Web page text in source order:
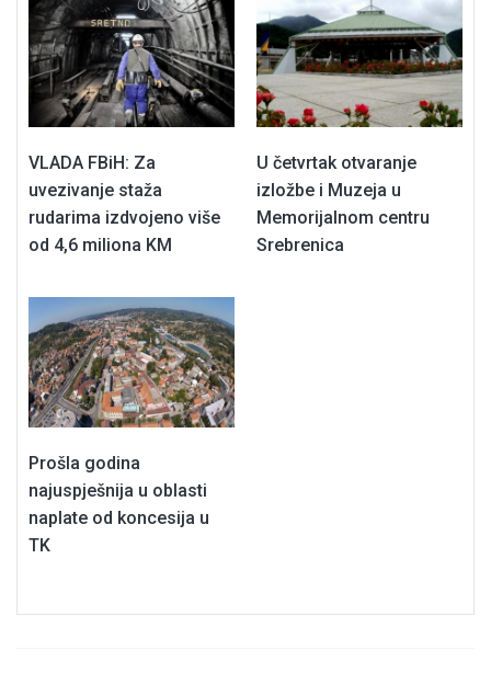
VLADA FBiH: Za
uvezivanje staža
rudarima izdvojeno više
od 4,6 miliona KM
U četvrtak otvaranje
izložbe i Muzeja u
Memorijalnom centru
Srebrenica
Prošla godina
najuspješnija u oblasti
naplate od koncesija u
TK